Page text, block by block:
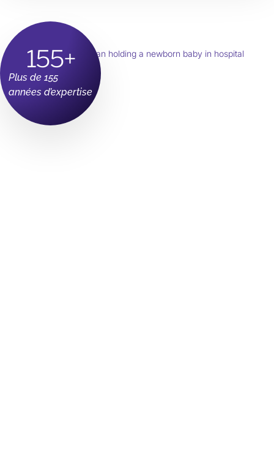
Plus de 155
années d’expertise
155+